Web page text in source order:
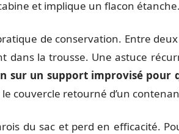
et implique un flacon étanche.
de conservation. Entre
dans la trousse. Une astuce
sur un support improvisé pour
couvercle retourné d’un
du sac et perd en efficacité.